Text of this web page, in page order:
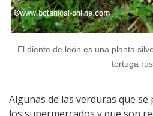
El diente de león es una planta
tortuga
Algunas de las verduras que